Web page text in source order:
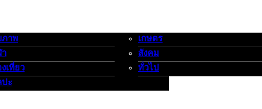
กีฬาท่องเที่ยว-ศิลปะ
าพ
เที่ยว
ะ
เกษตร-สังคม-ทั่วไป
เกษตร
สังคม
ทั่วไป